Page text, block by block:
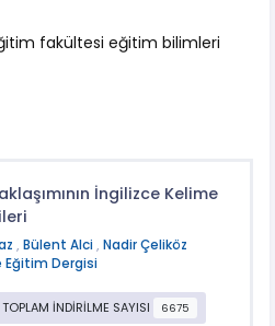
fakültesi eğitim bilimleri
İngilizce Kelime
, Bülent Alci , Nadir Çeliköz
Eğitim Dergisi
TOPLAM İNDİRİLME SAYISI 6675